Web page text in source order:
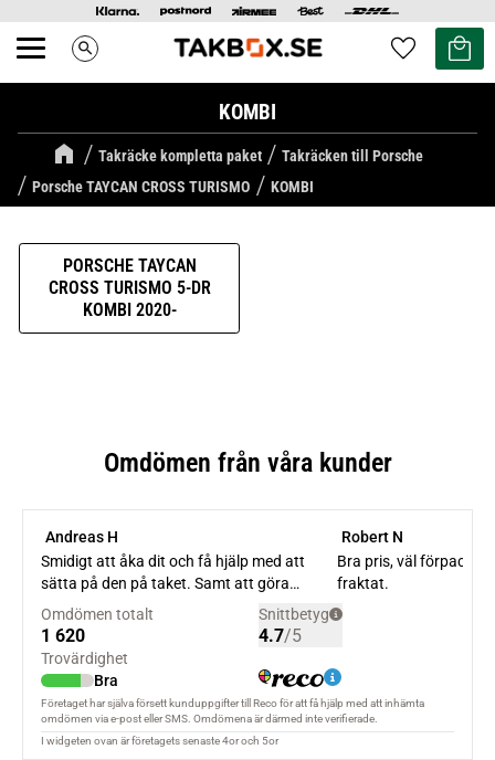
Meny search Favoriter
Kundvagn
KOMBI
Takräcke kompletta paket
Takräcken till Porsche
Porsche TAYCAN CROSS TURISMO
KOMBI
PORSCHE TAYCAN
CROSS TURISMO 5-DR
KOMBI 2020-